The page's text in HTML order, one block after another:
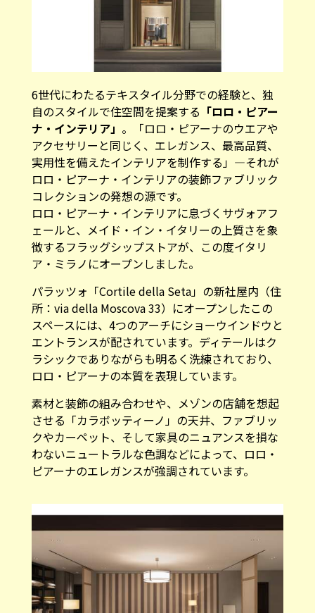
6世代にわたるテキスタイル分野での経験と、独
自のスタイルで住空間を提案する 「ロロ・ピアー
ナ・インテリア」 。「ロロ・ピアーナのウエアや
アクセサリーと同じく、エレガンス、最高品質、
実用性を備えたインテリアを制作する」―それが
ロロ・ピアーナ・インテリアの装飾ファブリック
コレクションの発想の源です。
ロロ・ピアーナ・インテリアに息づくサヴォアフ
ェールと、メイド・イン・イタリーの上質さを象
徴するフラッグシップストアが、この度イタリ
ア・ミラノにオープンしました。
パラッツォ「Cortile della Seta」の新社屋内（住
所：via della Moscova 33）にオープンしたこの
スペースには、4つのアーチにショーウインドウと
エントランスが配されています。ディテールはク
ラシックでありながらも明るく洗練されており、
ロロ・ピアーナの本質を表現しています。
素材と装飾の組み合わせや、メゾンの店舗を想起
させる「カラボッティーノ」の天井、ファブリッ
クやカーペット、そして家具のニュアンスを損な
わないニュートラルな色調などによって、ロロ・
ピアーナのエレガンスが強調されています。